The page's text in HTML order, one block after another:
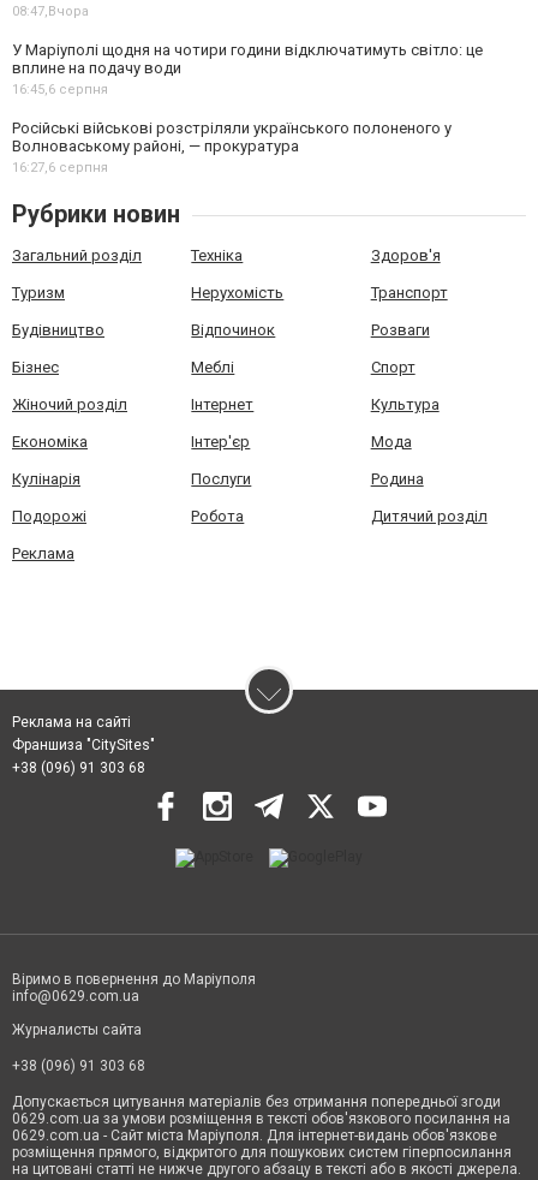
08:47,Вчора
У Маріуполі щодня на чотири години відключатимуть світло: це
вплине на подачу води
16:45,6 серпня
Російські військові розстріляли українського полоненого у
Волноваському районі, — прокуратура
16:27,6 серпня
Рубрики новин
Загальний розділ Техніка Здоров'я
Туризм Нерухомість Транспорт
Будівництво Відпочинок Розваги
Бізнес Меблі Спорт
Жіночий розділ Інтернет Культура
Економіка Інтер'єр Мода
Кулінарія Послуги Родина
Подорожі Робота Дитячий розділ
Реклама
Реклама на сайті
Франшиза "CitySites"
+38 (096) 91 303 68
Віримо в повернення до Маріуполя
info@0629.com.ua
Журналисты сайта
+38 (096) 91 303 68
Допускається цитування матеріалів без отримання попередньої згоди
0629.com.ua за умови розміщення в тексті обов'язкового посилання на
0629.com.ua - Сайт міста Маріуполя. Для інтернет-видань обов'язкове
розміщення прямого, відкритого для пошукових систем гіперпосилання
на цитовані статті не нижче другого абзацу в тексті або в якості джерела.